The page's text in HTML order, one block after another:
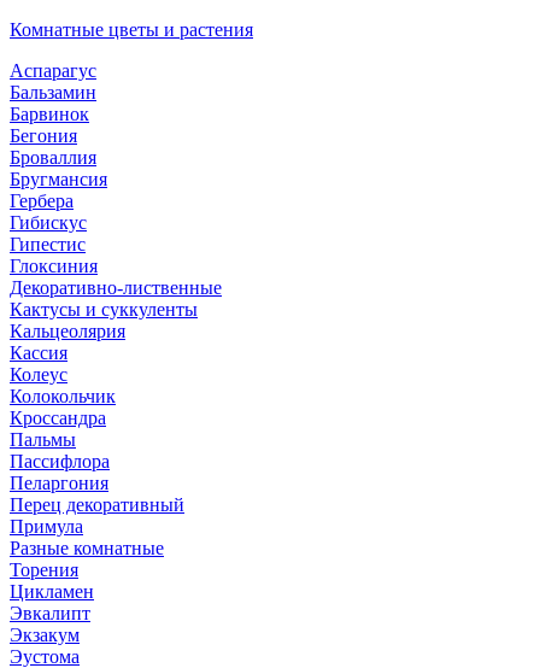
Комнатные цветы и растения
Аспарагус
Бальзамин
Барвинок
Бегония
Броваллия
Бругмансия
Гербера
Гибискус
Гипестис
Глоксиния
Декоративно-лиственные
Кактусы и суккуленты
Кальцеолярия
Кассия
Колеус
Колокольчик
Кроссандра
Пальмы
Пассифлора
Пеларгония
Перец декоративный
Примула
Разные комнатные
Торения
Цикламен
Эвкалипт
Экзакум
Эустома